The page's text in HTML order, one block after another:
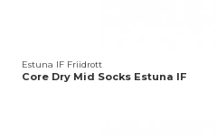
Estuna IF Friidrott
Core Dry Mid Socks Estuna IF